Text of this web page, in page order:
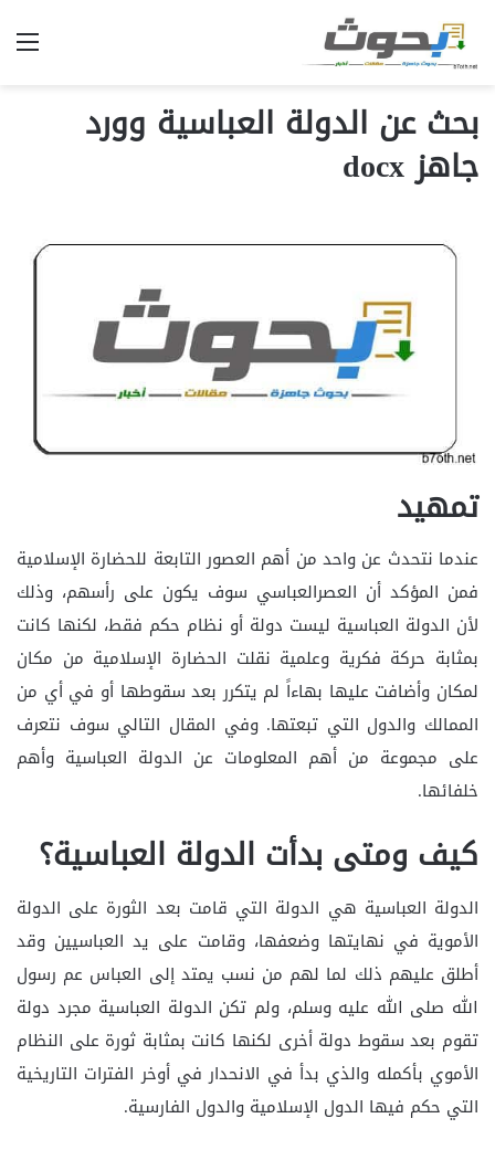
بحث عن الدولة العباسية وورد
جاهز docx
تمهيد
عندما نتحدث عن واحد من أهم العصور التابعة للحضارة الإسلامية
فمن المؤكد أن العصرالعباسي سوف يكون على رأسهم، وذلك
لأن الدولة العباسية ليست دولة أو نظام حكم فقط، لكنها كانت
بمثابة حركة فكرية وعلمية نقلت الحضارة الإسلامية من مكان
لمكان وأضافت عليها بهاءاً لم يتكرر بعد سقوطها أو في أي من
الممالك والدول التي تبعتها. وفي المقال التالي سوف نتعرف
على مجموعة من أهم المعلومات عن الدولة العباسية وأهم
خلفائها.
كيف ومتى بدأت الدولة العباسية؟
الدولة العباسية هي الدولة التي قامت بعد الثورة على الدولة
الأموية في نهايتها وضعفها، وقامت على يد العباسيين وقد
أطلق عليهم ذلك لما لهم من نسب يمتد إلى العباس عم رسول
الله صلى الله عليه وسلم، ولم تكن الدولة العباسية مجرد دولة
تقوم بعد سقوط دولة أخرى لكنها كانت بمثابة ثورة على النظام
الأموي بأكمله والذي بدأ في الانحدار في أوخر الفترات التاريخية
التي حكم فيها الدول الإسلامية والدول الفارسية.